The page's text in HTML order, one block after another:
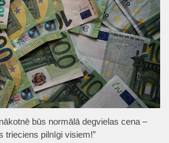
būs normālā degvielas cena –
trieciens pilnīgi visiem!”